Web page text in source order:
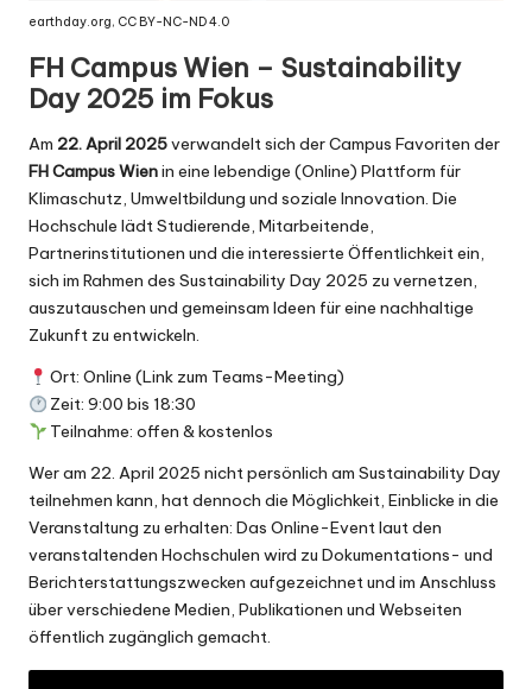
earthday.org, CC BY-NC-ND 4.0
FH Campus Wien – Sustainability
Day 2025 im Fokus
Am 22. April 2025verwandelt sich der Campus Favoriten der
FH Campus Wienin eine lebendige (Online) Plattform für
Klimaschutz, Umweltbildung und soziale Innovation. Die
Hochschule lädt Studierende, Mitarbeitende,
Partnerinstitutionen und die interessierte Öffentlichkeit ein,
sich im Rahmen des Sustainability Day 2025 zu vernetzen,
auszutauschen und gemeinsam Ideen für eine nachhaltige
Zukunft zu entwickeln.
Ort: Online (Link zum Teams-Meeting)
Zeit: 9:00 bis 18:30
Teilnahme: offen & kostenlos
Wer am 22. April 2025 nicht persönlich am Sustainability Day
teilnehmen kann, hat dennoch die Möglichkeit, Einblicke in die
Veranstaltung zu erhalten: Das Online-Eventlaut den
veranstaltenden Hochschulen wird zu Dokumentations- und
Berichterstattungszwecken aufgezeichnet und im Anschluss
über verschiedene Medien, Publikationen und Webseiten
öffentlich zugänglich gemacht.